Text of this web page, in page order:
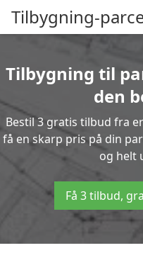
Tilbygning-
Tilbygning til
den
Bestil 3 gratis tilbud fra
få en skarp pris på din
og helt
Få 3 tilbud,